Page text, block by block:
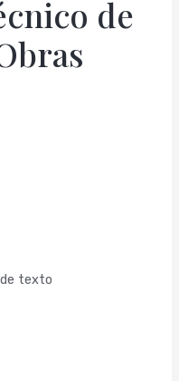
de
texto